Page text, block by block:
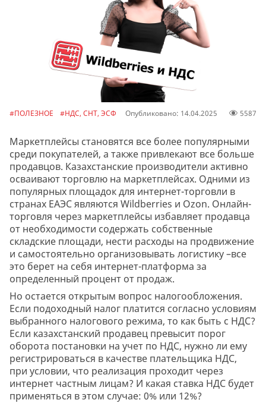
#ПОЛЕЗНОЕ #НДС, СНТ, ЭСФ Опубликовано: 14.04.2025 5587
Маркетплейсы становятся все более популярными
среди покупателей, а также привлекают все больше
продавцов. Казахстанские производители активно
осваивают торговлю на маркетплейсах. Одними из
популярных площадок для интернет-торговли в
странах ЕАЭС являются Wildberries и Ozon. Онлайн-
торговля через маркетплейсы избавляет продавца
от необходимости содержать собственные
складские площади, нести расходы на продвижение
и самостоятельно организовывать логистику –все
это берет на себя интернет-платформа за
определенный процент от продаж.
Но остается открытым вопрос налогообложения.
Если подоходный налог платится согласно условиям
выбранного налогового режима, то как быть с НДС?
Если казахстанский продавец превысит порог
оборота постановки на учет по НДС, нужно ли ему
регистрироваться в качестве плательщика НДС,
при условии, что реализация проходит через
интернет частным лицам? И какая ставка НДС будет
применяться в этом случае: 0% или 12%?